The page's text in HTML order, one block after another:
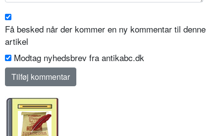
Få besked når der kommer en ny kommentar til denne
artikel
Modtag nyhedsbrev fra antikabc.dk